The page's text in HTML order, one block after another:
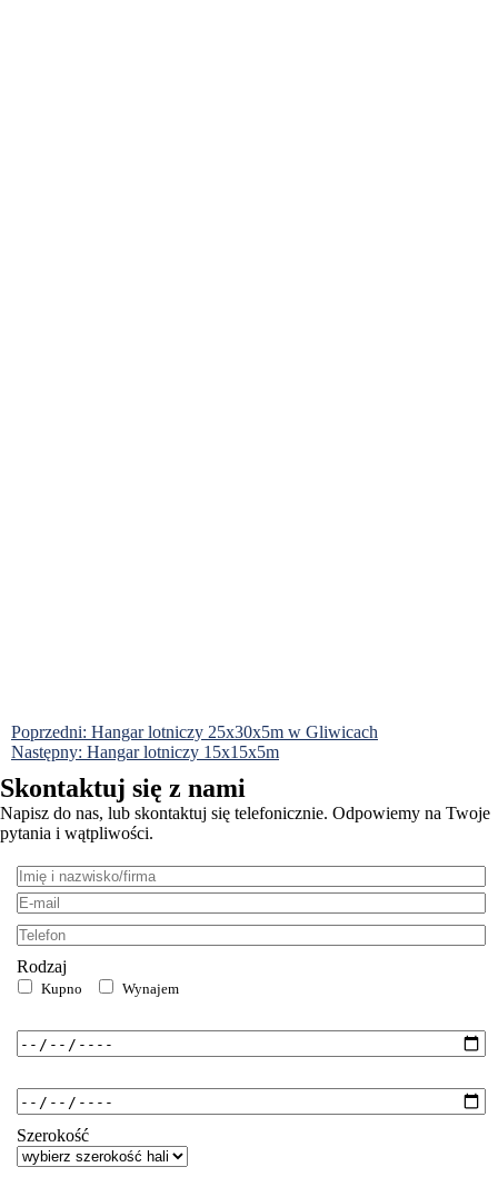
Nawigacja
wpisu
Poprzedni: Hangar lotniczy 25x30x5m w Gliwicach
Następny: Hangar lotniczy 15x15x5m
Skontaktuj się z nami
Napisz do nas, lub skontaktuj się telefonicznie. Odpowiemy na Twoje
pytania i wątpliwości.
Imię
i
nazwisko/firma:
E-
mail:
Telefon:
Rodzaj
Kupno Wynajem
Szerokość